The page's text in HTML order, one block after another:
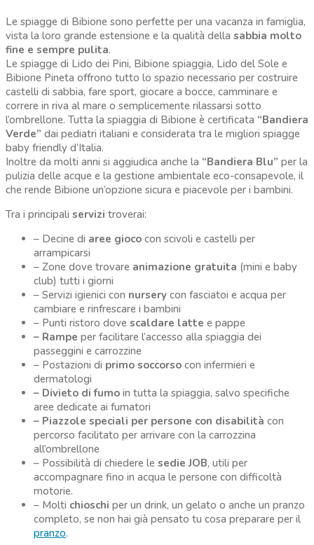
Le spiagge di Bibione sono perfette per una vacanza in famiglia,
vista la loro grande estensione e la qualità della sabbia molto
fine e sempre pulita.
Le spiagge di Lido dei Pini, Bibione spiaggia, Lido del Sole e
Bibione Pineta offrono tutto lo spazio necessario per costruire
castelli di sabbia, fare sport, giocare a bocce, camminare e
correre in riva al mare o semplicemente rilassarsi sotto
l’ombrellone. Tutta la spiaggia di Bibione è certificata “Bandiera
Verde” dai pediatri italiani e considerata tra le migliori spiagge
baby friendly d’Italia.
Inoltre da molti anni si aggiudica anche la “Bandiera Blu” per la
pulizia delle acque e la gestione ambientale eco-consapevole, il
che rende Bibione un’opzione sicura e piacevole per i bambini.
Tra i principali servizi troverai:
– Decine di aree gioco con scivoli e castelli per
arrampicarsi
– Zone dove trovare animazione gratuita (mini e baby
club) tutti i giorni
– Servizi igienici con nursery con fasciatoi e acqua per
cambiare e rinfrescare i bambini
– Punti ristoro dove scaldare latte e pappe
– Rampe per facilitare l’accesso alla spiaggia dei
passeggini e carrozzine
– Postazioni di primo soccorso con infermieri e
dermatologi
– Divieto di fumo in tutta la spiaggia, salvo specifiche
aree dedicate ai fumatori
– Piazzole speciali per persone con disabilità con
percorso facilitato per arrivare con la carrozzina
all’ombrellone
– Possibilità di chiedere le sedie JOB, utili per
accompagnare fino in acqua le persone con difficoltà
motorie.
– Molti chioschi per un drink, un gelato o anche un pranzo
completo, se non hai già pensato tu cosa preparare per il
pranzo.